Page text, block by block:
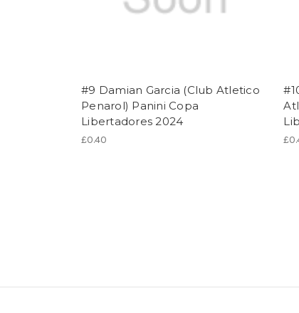
#9 Damian Garcia (Club Atletico
Penarol) Panini Copa
Libertadores 2024
£0.40